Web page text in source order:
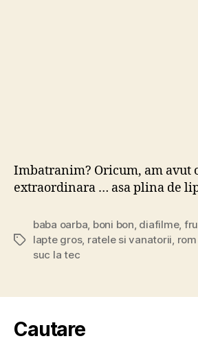
Imbatranim? Oricum, am avut
extraordinara … asa plina de
Tags
baba oarba, boni bon, diafilme,
lapte gros, ratele si vanatorii,
suc la tec
Cautare